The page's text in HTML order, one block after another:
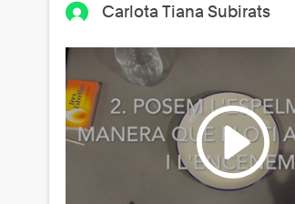
Carlota Tiana Subirats